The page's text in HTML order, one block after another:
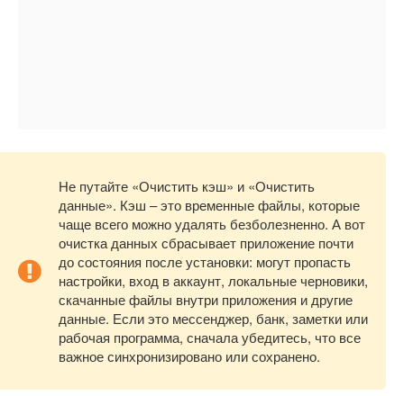
Не путайте «Очистить кэш» и «Очистить
данные». Кэш – это временные файлы, которые
чаще всего можно удалять безболезненно. А вот
очистка данных сбрасывает приложение почти
до состояния после установки: могут пропасть
настройки, вход в аккаунт, локальные черновики,
скачанные файлы внутри приложения и другие
данные. Если это мессенджер, банк, заметки или
рабочая программа, сначала убедитесь, что все
важное синхронизировано или сохранено.